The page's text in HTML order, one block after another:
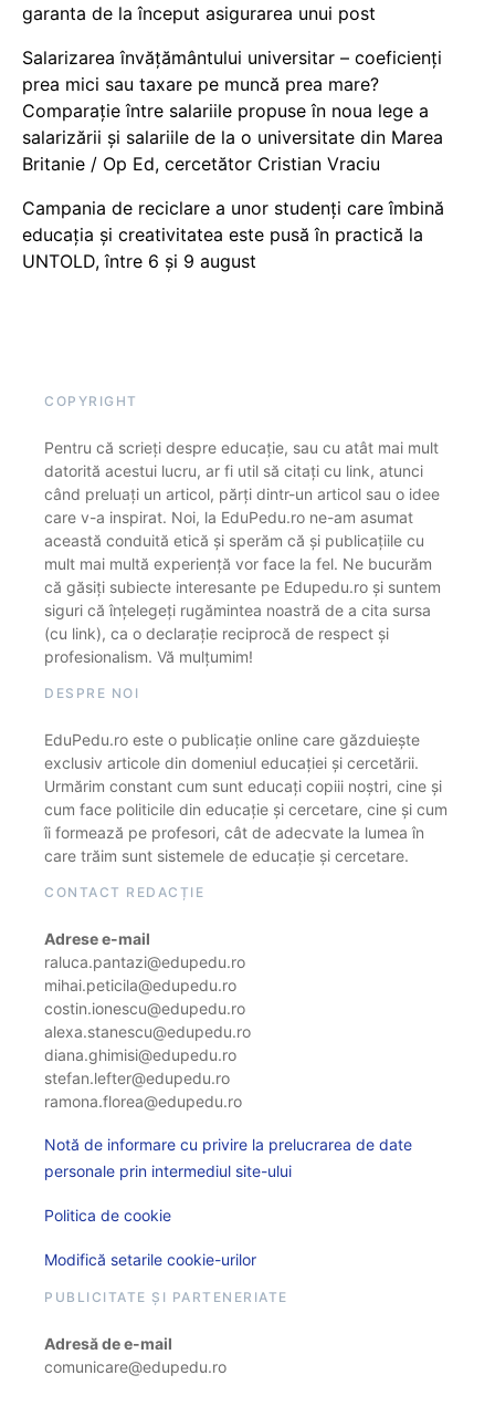
garanta de la început asigurarea unui post
Salarizarea învățământului universitar – coeficienți
prea mici sau taxare pe muncă prea mare?
Comparație între salariile propuse în noua lege a
salarizării și salariile de la o universitate din Marea
Britanie / Op Ed, cercetător Cristian Vraciu
Campania de reciclare a unor studenți care îmbină
educația și creativitatea este pusă în practică la
UNTOLD, între 6 și 9 august
COPYRIGHT
Pentru că scrieți despre educație, sau cu atât mai mult
datorită acestui lucru, ar fi util să citați cu link, atunci
când preluați un articol, părți dintr-un articol sau o idee
care v-a inspirat. Noi, la EduPedu.ro ne-am asumat
această conduită etică și sperăm că și publicațiile cu
mult mai multă experiență vor face la fel. Ne bucurăm
că găsiți subiecte interesante pe Edupedu.ro și suntem
siguri că înțelegeți rugămintea noastră de a cita sursa
(cu link), ca o declarație reciprocă de respect și
profesionalism. Vă mulțumim!
DESPRE NOI
EduPedu.ro este o publicație online care găzduiește
exclusiv articole din domeniul educației și cercetării.
Urmărim constant cum sunt educați copiii noștri, cine și
cum face politicile din educație și cercetare, cine și cum
îi formează pe profesori, cât de adecvate la lumea în
care trăim sunt sistemele de educație și cercetare.
CONTACT REDACȚIE
Adrese e-mail
raluca.pantazi@edupedu.ro
mihai.peticila@edupedu.ro
costin.ionescu@edupedu.ro
alexa.stanescu@edupedu.ro
diana.ghimisi@edupedu.ro
stefan.lefter@edupedu.ro
ramona.florea@edupedu.ro
Notă de informare cu privire la prelucrarea de date
personale prin intermediul site-ului
Politica de cookie
Modifică setarile cookie-urilor
PUBLICITATE ȘI PARTENERIATE
Adresă de e-mail
comunicare@edupedu.ro